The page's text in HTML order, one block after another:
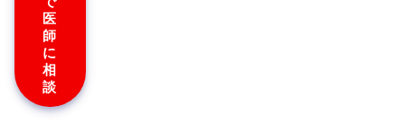
医
師
に
相
談